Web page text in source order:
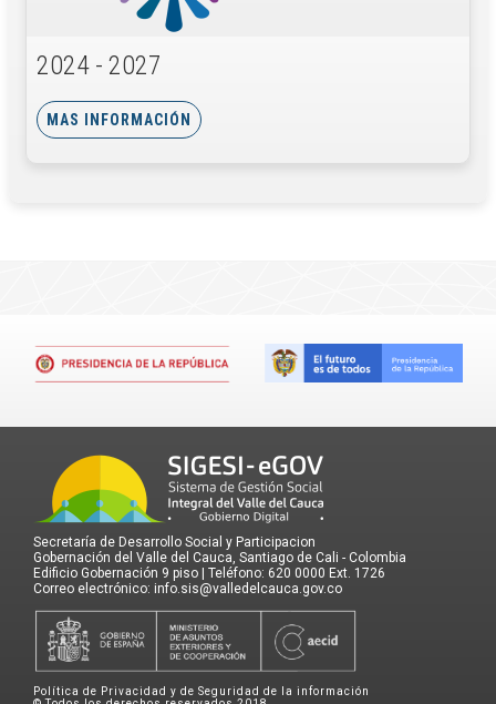
2024 - 2027
MAS INFORMACIÓN
Secretaría de Desarrollo Social y Participacion
Gobernación del Valle del Cauca, Santiago de Cali - Colombia
Edificio Gobernación 9 piso | Teléfono: 620 0000 Ext. 1726
Correo electrónico: info.sis@valledelcauca.gov.co
Política de Privacidad y de Seguridad de la información